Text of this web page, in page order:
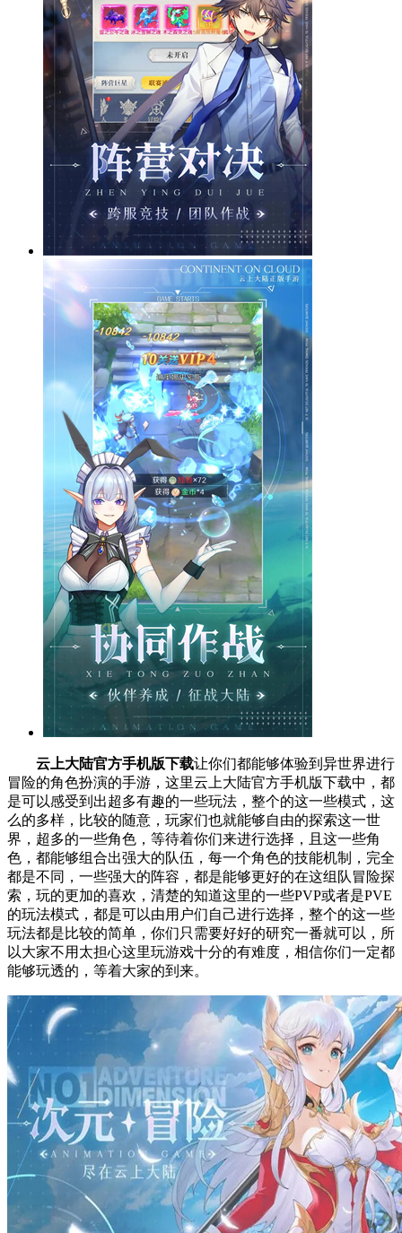
云上大陆官方手机版下载让你们都能够体验到异世界进行
冒险的角色扮演的手游，这里云上大陆官方手机版下载中，都
是可以感受到出超多有趣的一些玩法，整个的这一些模式，这
么的多样，比较的随意，玩家们也就能够自由的探索这一世
界，超多的一些角色，等待着你们来进行选择，且这一些角
色，都能够组合出强大的队伍，每一个角色的技能机制，完全
都是不同，一些强大的阵容，都是能够更好的在这组队冒险探
索，玩的更加的喜欢，清楚的知道这里的一些PVP或者是PVE
的玩法模式，都是可以由用户们自己进行选择，整个的这一些
玩法都是比较的简单，你们只需要好好的研究一番就可以，所
以大家不用太担心这里玩游戏十分的有难度，相信你们一定都
能够玩透的，等着大家的到来。